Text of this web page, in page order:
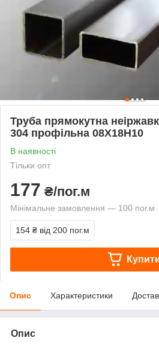
Труба прямокутна
304 профільна 08Х18Н10
В наявності
Тільки опт
177 ₴/пог.м
Мінімальне замовлення — 100 пог.м
154 ₴ від 200 пог.м
Опис Характеристики
Опис